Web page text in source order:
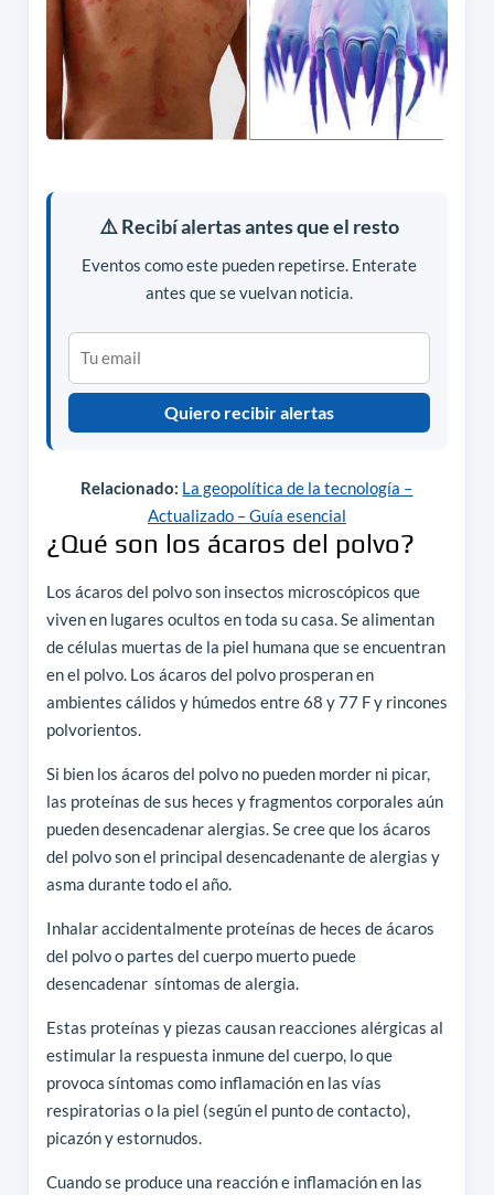
⚠️ Recibí alertas antes que el resto
Eventos como este pueden repetirse. Enterate
antes que se vuelvan noticia.
Quiero recibir alertas
Relacionado: La geopolítica de la tecnología –
Actualizado – Guía esencial
¿Qué son los ácaros del polvo?
Los ácaros del polvo son insectos microscópicos que
viven en lugares ocultos en toda su casa. Se alimentan
de células muertas de la piel humana que se encuentran
en el polvo. Los ácaros del polvo prosperan en
ambientes cálidos y húmedos entre 68 y 77 F y rincones
polvorientos.
Si bien los ácaros del polvo no pueden morder ni picar,
las proteínas de sus heces y fragmentos corporales aún
pueden desencadenar alergias. Se cree que los ácaros
del polvo son el principal desencadenante de alergias y
asma durante todo el año.
Inhalar accidentalmente proteínas de heces de ácaros
del polvo o partes del cuerpo muerto puede
desencadenar síntomas de alergia.
Estas proteínas y piezas causan reacciones alérgicas al
estimular la respuesta inmune del cuerpo, lo que
provoca síntomas como inflamación en las vías
respiratorias o la piel (según el punto de contacto),
picazón y estornudos.
Cuando se produce una reacción e inflamación en las